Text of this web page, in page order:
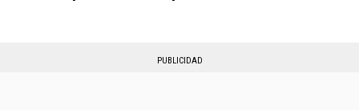
PUBLICIDAD